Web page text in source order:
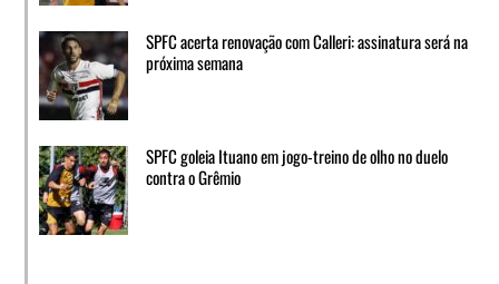
SPFC acerta renovação com Calleri: assinatura será na
próxima semana
SPFC goleia Ituano em jogo-treino de olho no duelo
contra o Grêmio